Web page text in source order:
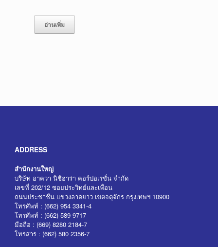
อ่านเพิ่ม
ADDRESS
สำนักงานใหญ่
บริษัท อาควา นิชิฮาร่า คอร์ปอเรชั่น จำกัด
เลขที่ 202/12 ซอยประวิทย์และเพื่อน
ถนนประชาชื่น แขวงลาดยาว เขตจตุจักร กรุงเทพฯ 10900
โทรศัพท์ : (662) 954 3341-4
โทรศัพท์ : (662) 589 9717
มือถือ : (669) 8280 2184-7
โทรสาร : (662) 580 2356-7